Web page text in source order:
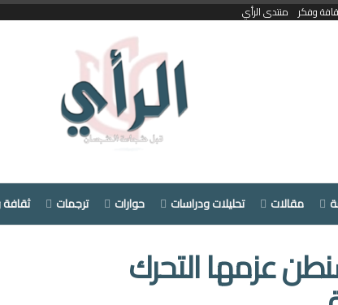
وفكر منتدى الرأي
مقالات تحليلات ودراسات حوارات ترجمات
عزمها التحرك